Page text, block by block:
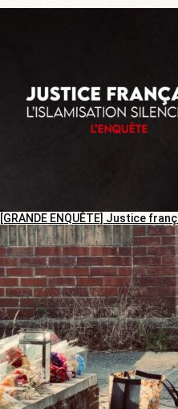
[GRANDE ENQUÊTE] Justice